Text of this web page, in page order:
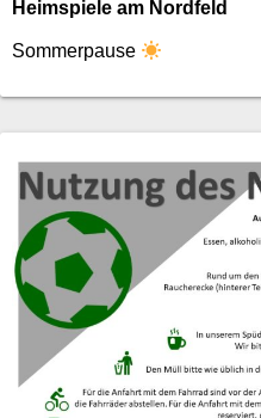
Heimspiele am Nordfeld
Sommerpause